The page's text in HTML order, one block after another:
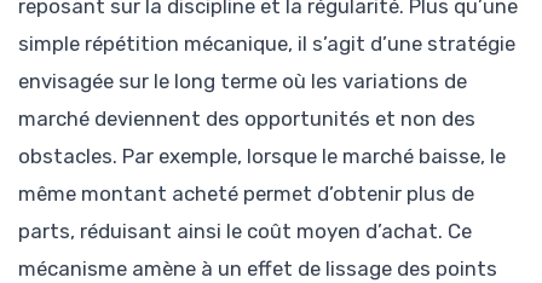
reposant sur la discipline et la régularité. Plus qu’une
simple répétition mécanique, il s’agit d’une stratégie
envisagée sur le long terme où les variations de
marché deviennent des opportunités et non des
obstacles. Par exemple, lorsque le marché baisse, le
même montant acheté permet d’obtenir plus de
parts, réduisant ainsi le coût moyen d’achat. Ce
mécanisme amène à un effet de lissage des points